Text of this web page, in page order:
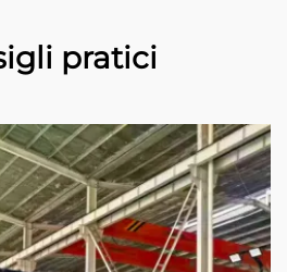
pratici